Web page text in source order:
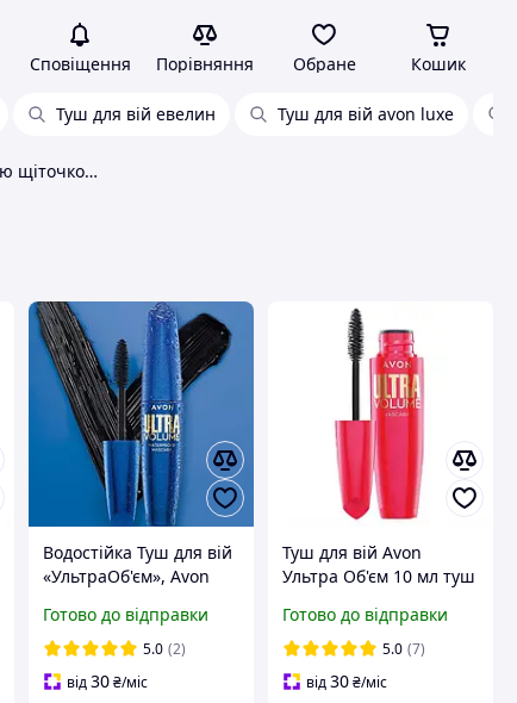
Сповіщення Порівняння Обране Кошик
Туш для вій евелин Туш для вій avon luxe
Туш для вій із пухнастою щіточкою avon
Водостійка Туш для вій
«УльтраОб'єм», Avon
Готово до відправки
5.0 (2)
від30 ₴/міс
Туш для вій Avon
Ультра Об'єм 10 мл туш
об'єму туш для
чутливих очей
Готово до відправки
5.0 (7)
від30₴/міс